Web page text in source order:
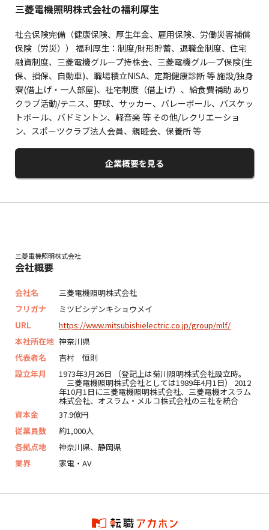
三菱電機照明株式会社の福利厚生
社会保険完備（健康保険、厚生年金、雇用保険、労働災害補償
保険（労災）） 福利厚生：制度/財形貯蓄、退職金制度、住宅
融資制度、三菱電機グループ持株会、三菱電機グループ保険(生
保、損保、自動車)、職場積立NISA、定期健康診断 等 施設/独身
寮(借上げ・一人部屋)、社宅制度（借上げ）、給食費補助 あり
クラブ活動/テニス、野球、サッカー、バレーボール、バスケッ
トボール、バドミントン、軽音楽 等 その他/レクリエーショ
ン、スポーツクラブ法人会員、親睦会、保養所 等
企業概要を見る
三菱電機照明株式会社
会社概要
会社名
三菱電機照明株式会社
フリガナ
ミツビシデンキショウメイ
URL
https://www.mitsubishielectric.co.jp/group/mlf/
本社所在地 神奈川県
代表者名
吉村 恒則
設立年月
1973年3月26日 （登記上は菊川照明株式会社設立時。
三菱電機照明株式会社としては1989年4月1日） 2012
年10月1日に三菱電機照明株式会社、三菱電機オスラム
株式会社、オスラム・メルコ株式会社の三社を統合
資本金
37.9億円
従業員数
約1,000人
各拠点地
神奈川県、静岡県
業界
家電・AV